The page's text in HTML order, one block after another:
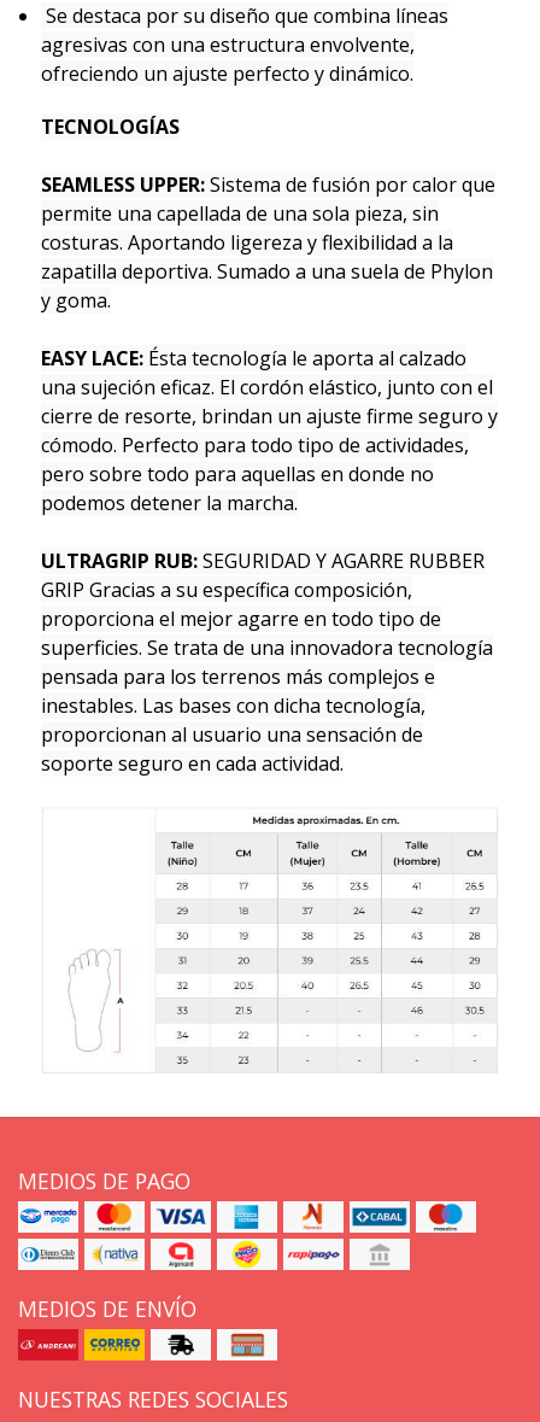
Se destaca por su diseño que combina líneas
agresivas con una estructura envolvente,
ofreciendo un ajuste perfecto y dinámico.
TECNOLOGÍAS
SEAMLESS UPPER:Sistema de fusión por calor que
permite una capellada de una sola pieza, sin
costuras. Aportando ligereza y flexibilidad a la
zapatilla deportiva. Sumado a una suela de Phylon
y goma.
EASY LACE:Ésta tecnología le aporta al calzado
una sujeción eficaz. El cordón elástico, junto con el
cierre de resorte, brindan un ajuste firme seguro y
cómodo. Perfecto para todo tipo de actividades,
pero sobre todo para aquellas en donde no
podemos detener la marcha.
ULTRAGRIP RUB:SEGURIDAD Y AGARRE RUBBER
GRIP Gracias a su específica composición,
proporciona el mejor agarre en todo tipo de
superficies. Se trata de una innovadora tecnología
pensada para los terrenos más complejos e
inestables. Las bases con dicha tecnología,
proporcionan al usuario una sensación de
soporte seguro en cada actividad.
MEDIOS DE PAGO
MEDIOS DE ENVÍO
NUESTRAS REDES SOCIALES